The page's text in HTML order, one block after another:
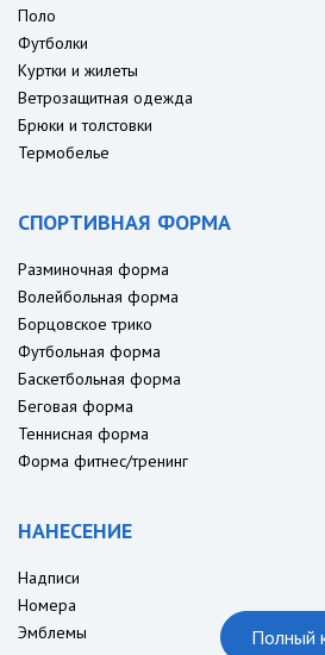
Поло
Футболки
Куртки и жилеты
Ветрозащитная одежда
Брюки и толстовки
Термобелье
СПОРТИВНАЯ ФОРМА
Разминочная форма
Волейбольная форма
Борцовское трико
Футбольная форма
Баскетбольная форма
Беговая форма
Теннисная форма
Форма фитнес/тренинг
НАНЕСЕНИЕ
Надписи
Номера
Эмблемы
Полный